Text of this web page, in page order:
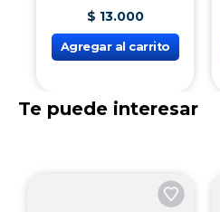
$ 13.000
Agregar al carrito
Te puede interesar